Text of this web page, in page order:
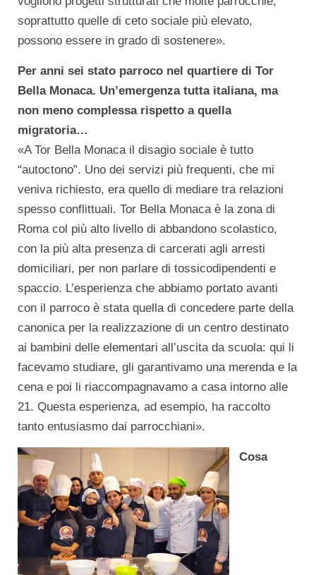
soprattutto quelle di ceto sociale più elevato,
possono essere in grado di sostenere».
Per anni sei stato parroco nel quartiere di Tor
Bella Monaca. Un’emergenza tutta italiana, ma
non meno complessa rispetto a quella
migratoria…
«A Tor Bella Monaca il disagio sociale è tutto
“autoctono”. Uno dei servizi più frequenti, che mi
veniva richiesto, era quello di mediare tra relazioni
spesso conflittuali. Tor Bella Monaca è la zona di
Roma col più alto livello di abbandono scolastico,
con la più alta presenza di carcerati agli arresti
domiciliari, per non parlare di tossicodipendenti e
spaccio. L’esperienza che abbiamo portato avanti
con il parroco è stata quella di concedere parte della
canonica per la realizzazione di un centro destinato
ai bambini delle elementari all’uscita da scuola: qui li
facevamo studiare, gli garantivamo una merenda e la
cena e poi li riaccompagnavamo a casa intorno alle
21. Questa esperienza, ad esempio, ha raccolto
tanto entusiasmo dai parrocchiani».
Cosa